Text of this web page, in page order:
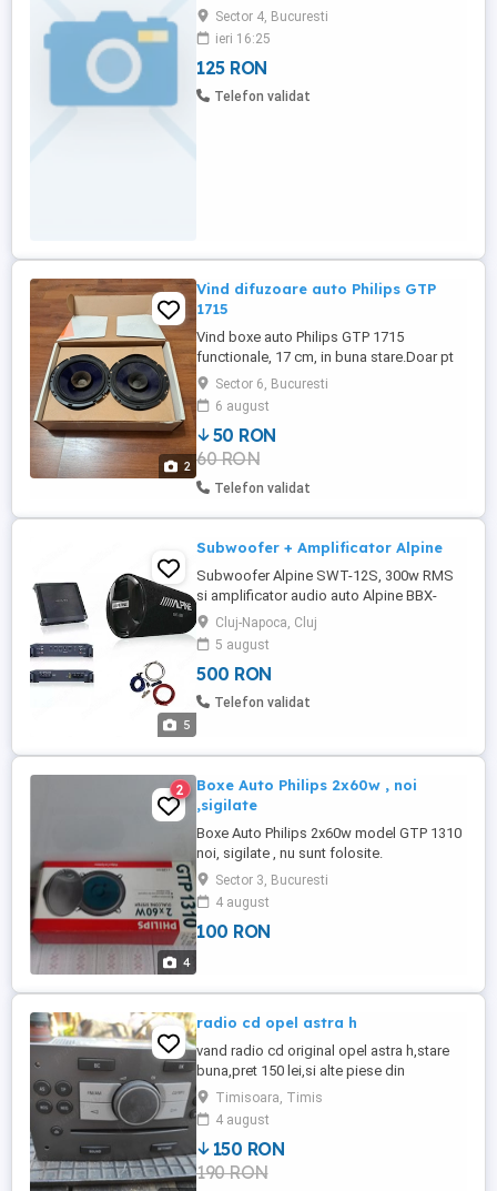
125 Ron/buc
Sector 4, Bucuresti
ieri 16:25
125 RON
Telefon validat
2
Vind difuzoare auto Philips GTP
1715
Vind boxe auto Philips GTP 1715
functionale, 17 cm, in buna stare.Doar pt
Bucuresti.
Sector 6, Bucuresti
6 august
50 RON
60 RON
Telefon validat
5
Subwoofer + Amplificator Alpine
Subwoofer Alpine SWT-12S, 300w RMS
si amplificator audio auto Alpine BBX-
T600 2 canale putere maxima 300W
folosite 3 zile. Amandoua 500 lei !
Subwooferul nou si statia au fost 450 lei
bucata ! Rog bagatorii in seama sa se
abtina ! Cererile de reducere de pret vor fi
Cluj-Napoca, Cluj
5 august
500 RON
Telefon validat
4
2
Boxe Auto Philips 2x60w , noi
,sigilate
Boxe Auto Philips 2x60w model GTP 1310
noi, sigilate , nu sunt folosite.
Sector 3, Bucuresti
4 august
100 RON
radio cd opel astra h
vand radio cd original opel astra h,stare
buna,pret 150 lei,si alte piese din
dezmembrare acestui model,tel
Timisoara, Timis
4 august
150 RON
190 RON